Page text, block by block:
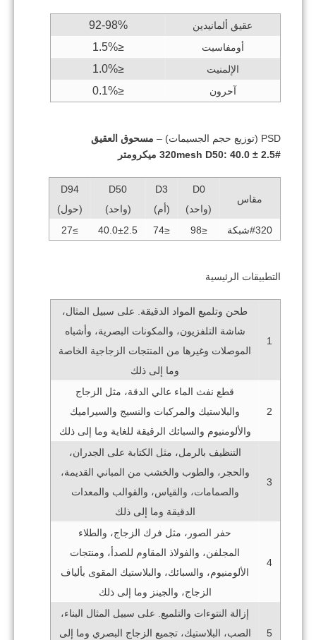
عقيق ألمانيدين 92-98%
أومفاسيت ≤1.5%
الإلمنيت ≤1.0%
آحرون ≤0.1%
PSD (توزيع حجم الجسيمات) –
مسحوق العقيق
#320mesh D50: 40.0 ± 2.5 ميكرومتر
مقاس
D0
(واحد)
D3
(أم)
D50
(واحد)
D94
(حول)
#320شبكة
≤98
≤74
40.0±2.5
≥27
التطبيقات الرئيسية
1
طحن وتلميع المواد الدقيقة. على سبيل المثال،
شاشة التلفزيون، والمكونات البصرية، وأشباه
الموصلات وغيرها من المنتجات الزجاجية الخاصة
وما إلى ذلك
2
قطع نفث الماء عالي الدقة، مثل الزجاج
والبلاستيك والمركبات والنسيج والسيراميك
والألومنيوم والسبائك الرقيقة للغاية وما إلى ذلك
3
التنظيف بالرمل، مثل الكتابة على الجدران،
والحجر، والطوب والخشب من المباني القديمة،
والصمامات، والقياس، والقوالب والمعدات
الدقيقة وما إلى ذلك
4
حفر الصور، مثل فرك الزجاج، والطلاء
المجلفن، والفولاذ المقاوم للصدأ، ومنتجات
الألومنيوم، والسبائك، والبلاستيك المقوى بألياف
الزجاج، والجينز وما إلى ذلك
5
إزالة النتوءات والتلميع. على سبيل المثال البناء،
الصب، البلاستيك، تجميع الزجاج البصري وما إلى